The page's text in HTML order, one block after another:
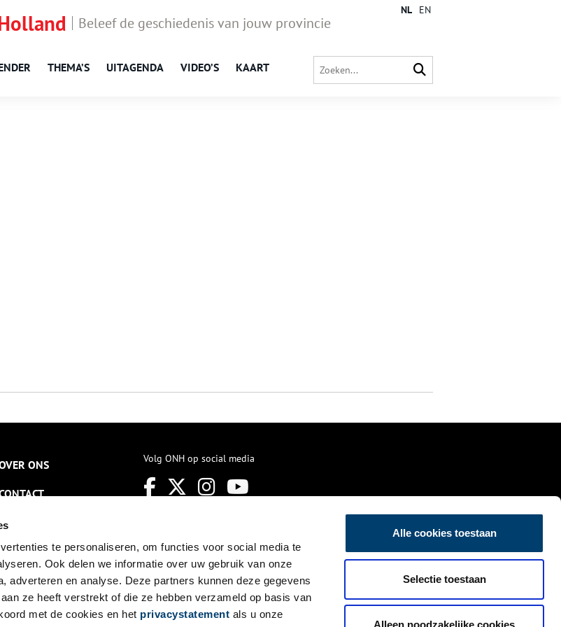
te personaliseren, om functies voor social media te
Ook delen we informatie over uw gebruik van onze
adverteren en analyse. Deze partners kunnen deze gegevens
ze heeft verstrekt of die ze hebben verzameld op basis van
met de cookies en het privacystatement als u onze
Alle cookies toestaan
Selectie toestaan
Alleen noodzakelijke cookies
Beleef de geschiedenis van jouw provincie
THEMA’S UITAGENDA VIDEO’S KAART
NL EN
ONS Volg ONH op social media